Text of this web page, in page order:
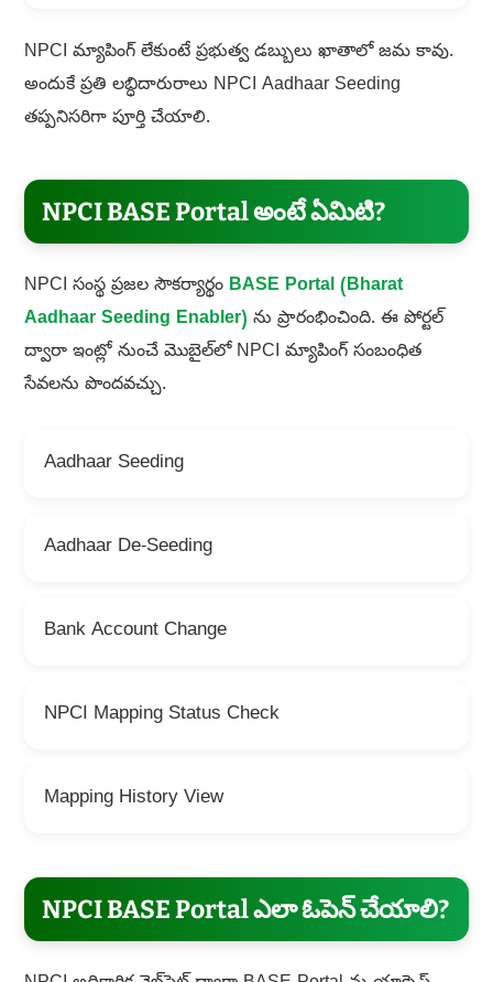
NPCI మ్యాపింగ్ లేకుంటే ప్రభుత్వ డబ్బులు ఖాతాలో జమ కావు.
అందుకే ప్రతి లబ్ధిదారురాలు NPCI Aadhaar Seeding
తప్పనిసరిగా పూర్తి చేయాలి.
NPCI BASE Portal అంటే ఏమిటి?
NPCI సంస్థ ప్రజల సౌకర్యార్థం BASE Portal (Bharat
Aadhaar Seeding Enabler) ను ప్రారంభించింది. ఈ పోర్టల్
ద్వారా ఇంట్లో నుంచే మొబైల్‌లో NPCI మ్యాపింగ్ సంబంధిత
సేవలను పొందవచ్చు.
Aadhaar Seeding
Aadhaar De-Seeding
Bank Account Change
NPCI Mapping Status Check
Mapping History View
NPCI BASE Portal ఎలా ఓపెన్ చేయాలి?